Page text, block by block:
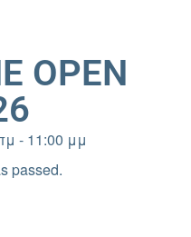
OPEN
- 11:00 μμ
passed.